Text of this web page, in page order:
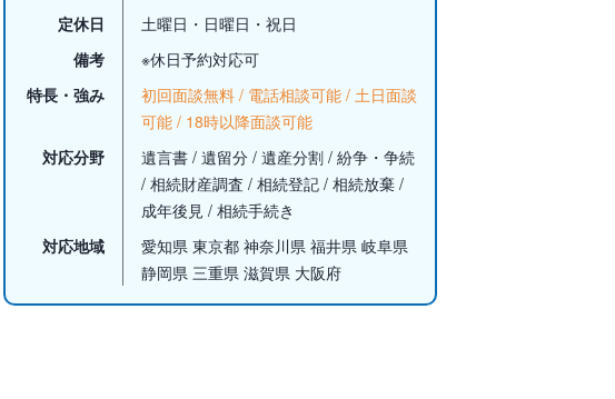
定休日
土曜日・日曜日・祝日
備考
※休日予約対応可
特長・強み
初回面談無料 / 電話相談可能 / 土日面談
可能 / 18時以降面談可能
対応分野
遺言書 / 遺留分 / 遺産分割 / 紛争・争続
/ 相続財産調査 / 相続登記 / 相続放棄 /
成年後見 / 相続手続き
対応地域
愛知県 東京都 神奈川県 福井県 岐阜県
静岡県 三重県 滋賀県 大阪府